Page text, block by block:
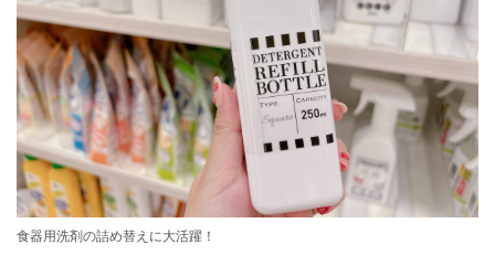
食器用洗剤の詰め替えに大活躍！